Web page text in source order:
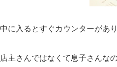
中に入るとすぐカウンターがあ
店主さんではなくて息子さんな